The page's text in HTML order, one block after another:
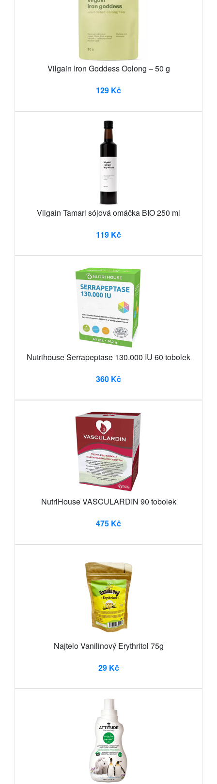
Vilgain Iron Goddess Oolong – 50 g
129 Kč
Vilgain Tamari sójová omáčka BIO 250 ml
119 Kč
Nutrihouse Serrapeptase 130.000 IU 60 tobolek
360 Kč
NutriHouse VASCULARDIN 90 tobolek
475 Kč
Najtelo Vanilinový Erythritol 75g
29 Kč